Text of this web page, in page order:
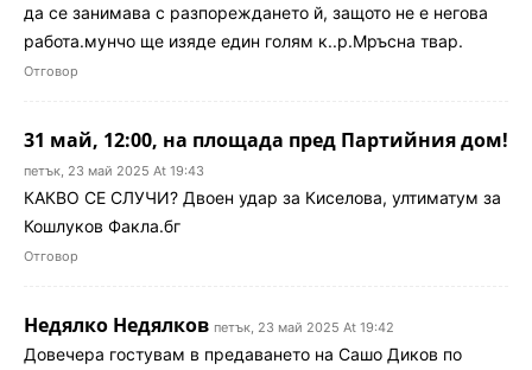
да се занимава с разпореждането й, защото не е негова
работа.мунчо ще изяде един голям к..р.Мръсна твар.
Отговор
31 май, 12:00, на площада пред Партийния дом!
петък, 23 май 2025 At 19:43
КАКВО СЕ СЛУЧИ? Двоен удар за Киселова, ултиматум за
Кошлуков Факла.бг
Отговор
Недялко Недялков петък, 23 май 2025 At 19:42
Довечера гостувам в предаването на Сашо Диков по